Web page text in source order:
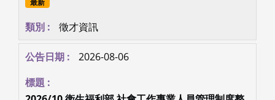
徵才資訊
2026-08-06